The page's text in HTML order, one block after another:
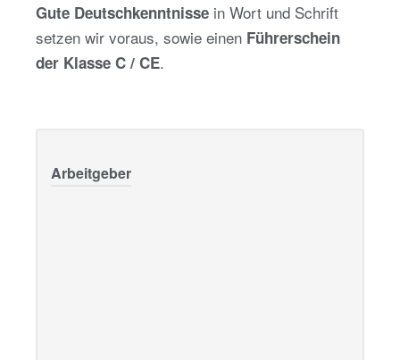
Gute Deutschkenntnisse in Wort und Schrift
setzen wir voraus, sowie einen Führerschein
der Klasse C / CE.
Arbeitgeber